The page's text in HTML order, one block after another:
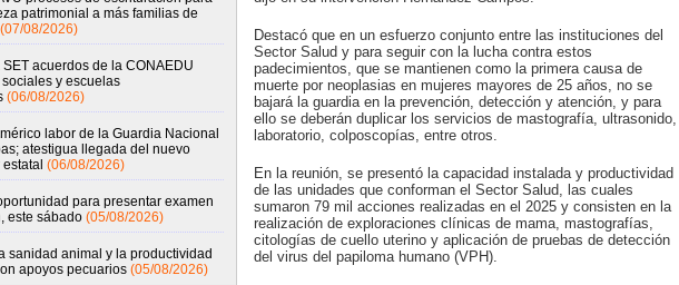
patrimonial a más familias de
(07/08/2026)
acuerdos de la CONAEDU
y escuelas
(06/08/2026)
labor de la Guardia Nacional
atestigua llegada del nuevo
(06/08/2026)
para presentar examen
este sábado (05/08/2026)
sanidad animal y la productividad
apoyos pecuarios (05/08/2026)
Destacó que en un esfuerzo conjunto entre las instituciones del
Sector Salud y para seguir con la lucha contra estos
padecimientos, que se mantienen como la primera causa de
muerte por neoplasias en mujeres mayores de 25 años, no se
bajará la guardia en la prevención, detección y atención, y para
ello se deberán duplicar los servicios de mastografía, ultrasonido,
laboratorio, colposcopías, entre otros.
En la reunión, se presentó la capacidad instalada y productividad
de las unidades que conforman el Sector Salud, las cuales
sumaron 79 mil acciones realizadas en el 2025 y consisten en la
realización de exploraciones clínicas de mama, mastografías,
citologías de cuello uterino y aplicación de pruebas de detección
del virus del papiloma humano (VPH).